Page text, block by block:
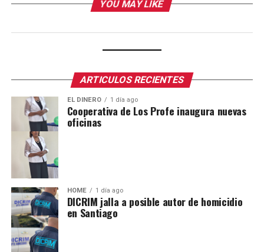
YOU MAY LIKE
ARTICULOS RECIENTES
EL DINERO 1 día ago
Cooperativa de Los Profe inaugura nuevas
oficinas
HOME 1 día ago
DICRIM jalla a posible autor de homicidio
en Santiago